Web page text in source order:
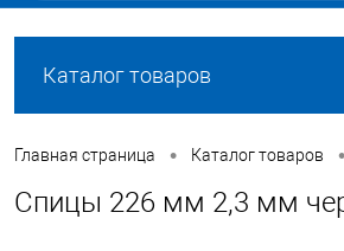
Каталог товаров
Главная страница • Каталог товаров •
Спицы 226 мм 2,3 мм